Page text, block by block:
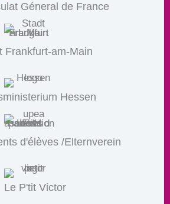
Géneral de France
Frankfurt-am-Main
Hessen
d'élèves /Elternverein
Le P'tit Victor